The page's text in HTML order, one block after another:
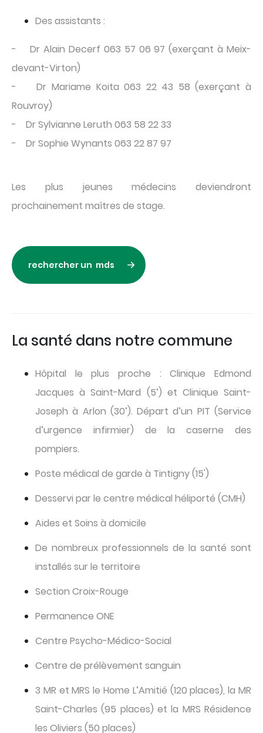
Des assistants :
- Dr Alain Decerf 063 57 06 97 (exerçant à Meix-
devant-Virton)
- Dr Mariame Koita 063 22 43 58 (exerçant à
Rouvroy)
- Dr Sylvianne Leruth 063 58 22 33
- Dr Sophie Wynants 063 22 87 97
Les plus jeunes médecins deviendront
prochainement maîtres de stage.
rechercher un mds
La santé dans notre commune
Hôpital le plus proche :Clinique Edmond
Jacques à Saint-Mard (5’) et Clinique Saint-
Joseph à Arlon (30’). Départ d’un PIT (Service
d’urgence infirmier) de la caserne des
pompiers.
Poste médical de garde à Tintigny (15')
Desservi par le centre médical héliporté (CMH)
Aides et Soins à domicile
De nombreux professionnels de la santé sont
installés sur le territoire
Section Croix-Rouge
Permanence ONE
Centre Psycho-Médico-Social
Centre de prélèvement sanguin
3 MR et MRS le Home L’Amitié (120 places), la MR
Saint-Charles (95 places) et la MRS Résidence
les Oliviers (50 places)